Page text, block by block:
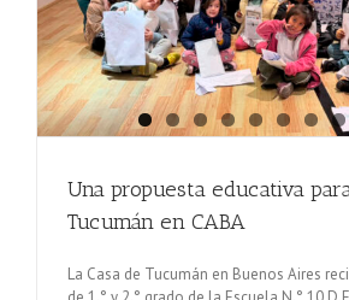
Una propuesta educativa
Tucumán en CABA
La Casa de Tucumán en Buenos Aires